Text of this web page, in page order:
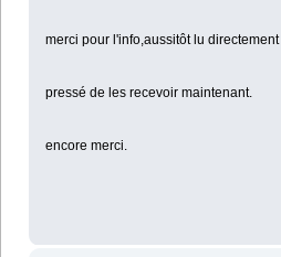
merci pour l'info,aussitôt lu
pressé de les recevoir maintenant.
encore merci.